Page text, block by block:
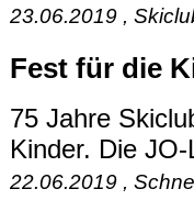
23.06.2019 ,
Fest für die
75 Jahre
Kinder. Die
22.06.2019 ,